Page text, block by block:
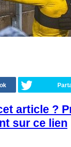
article ?
sur ce lien